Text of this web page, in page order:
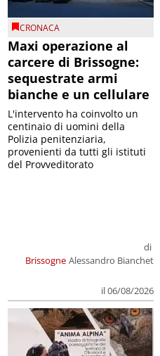
CRONACA
Maxi operazione al
carcere di Brissogne:
sequestrate armi
bianche e un cellulare
Brissogne
di
Alessandro Bianchet
il 06/08/2026
L'intervento ha coinvolto un
centinaio di uomini della
Polizia penitenziaria,
provenienti da tutti gli istituti
del Provveditorato